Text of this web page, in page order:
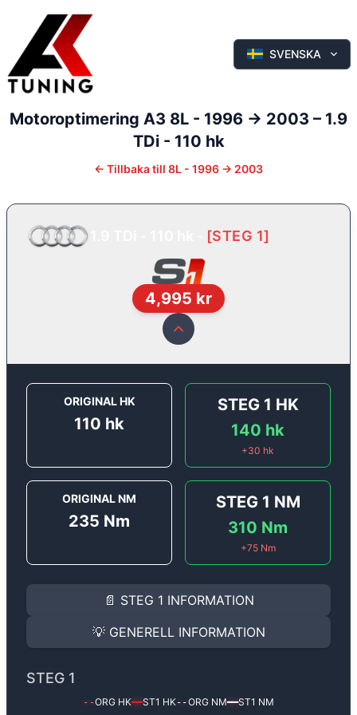
SVENSKA
Motoroptimering A3 8L - 1996 -> 2003 – 1.9
TDi - 110 hk
← Tillbaka till 8L - 1996 -> 2003
[STEG 1]
4,995 kr
ORIGINAL HK
110 hk
STEG 1 HK
140 hk
+30 hk
ORIGINAL NM
235 Nm
STEG 1 NM
310 Nm
+75Nm
📄 STEG 1 INFORMATION
INFORMATION
Steg 1
Audi A3 1.9 TDi - 110 hk.
Effekten ökar från110 hk till140 hkoch
(+30 hk & +75 Nm).
Ger mer effekt, högre vridmoment, lägre
Steg 1 mjukvara justerar vi ett antal
💡 GENERELL INFORMATION
✅ All mjukvara är skräddarsydd för din bil
✅ Felsökning inann samt efter optimering
STEG 1
--ORG HK━━ST1 HK--ORG NM━━ST1 NM